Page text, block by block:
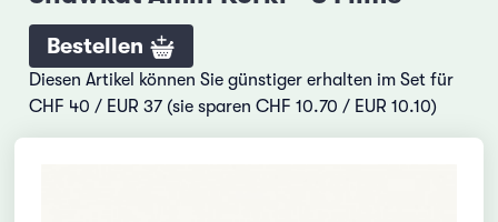
Bestellen
Diesen Artikel können Sie günstiger erhalten im Set für
CHF 40 / EUR 37 (sie sparen CHF 10.70 / EUR 10.10)